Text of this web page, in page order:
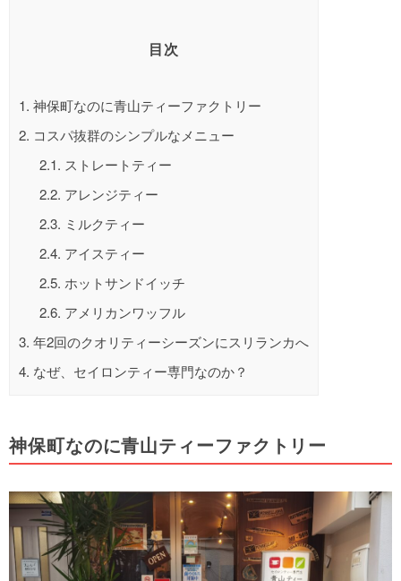
目次
1. 神保町なのに青山ティーファクトリー
2. コスパ抜群のシンプルなメニュー
2.1. ストレートティー
2.2. アレンジティー
2.3. ミルクティー
2.4. アイスティー
2.5. ホットサンドイッチ
2.6. アメリカンワッフル
3. 年2回のクオリティーシーズンにスリランカへ
4. なぜ、セイロンティー専門なのか？
神保町なのに青山ティーファクトリー